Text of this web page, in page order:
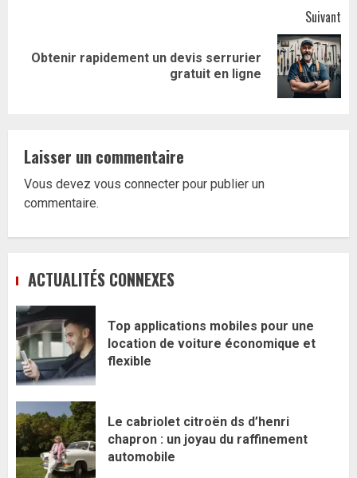
Suivant
Article
Obtenir rapidement un devis serrurier
gratuit en ligne
Laisser un commentaire
Vous devez vous connecter pour publier un
commentaire.
ACTUALITÉS CONNEXES
Top applications mobiles pour une
location de voiture économique et
flexible
Le cabriolet citroën ds d’henri
chapron : un joyau du raffinement
automobile